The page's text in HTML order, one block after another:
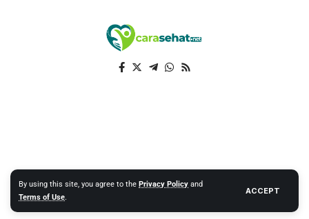
By using this site, you agree to the Privacy Policy and
Terms of Use.
ACCEPT